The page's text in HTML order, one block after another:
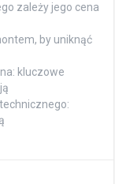
zależy jego cena
by uniknąć
kluczowe